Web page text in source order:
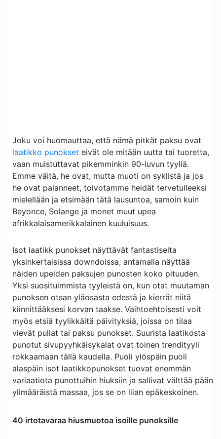
Joku voi huomauttaa, että nämä pitkät paksu ovat
laatikko punokset eivät ole mitään uutta tai tuoretta,
vaan muistuttavat pikemminkin 90-luvun tyyliä.
Emme väitä, he ovat, mutta muoti on syklistä ja jos
he ovat palanneet, toivotamme heidät tervetulleeksi
mielellään ja etsimään tätä lausuntoa, samoin kuin
Beyonce, Solange ja monet muut upea
afrikkalaisamerikkalainen kuuluisuus.
Isot laatikk punokset näyttävät fantastiselta
yksinkertaisissa downdoissa, antamalla näyttää
näiden upeiden paksujen punosten koko pituuden.
Yksi suosituimmista tyyleistä on, kun otat muutaman
punoksen otsan yläosasta edestä ja kierrät niitä
kiinnittääksesi korvan taakse. Vaihtoehtoisesti voit
myös etsiä tyylikkäitä päivityksiä, joissa on tilaa
vievät pullat tai paksu punokset. Suurista laatikosta
punotut sivupyyhkäisykalat ovat toinen trendityyli
rokkaamaan tällä kaudella. Puoli ylöspäin puoli
alaspäin isot laatikkopunokset tuovat enemmän
variaatiota punottuihin hiuksiin ja sallivat välttää pään
ylimääräistä massaa, jos se on liian epäkeskoinen.
40 irtotavaraa hiusmuotoa isoille punoksille